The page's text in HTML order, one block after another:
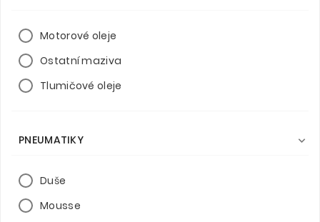
Motorové oleje
Ostatní maziva
Tlumičové oleje
PNEUMATIKY 
Duše
Mousse